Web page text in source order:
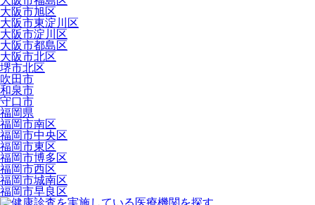
大阪市旭区
大阪市東淀川区
大阪市淀川区
大阪市都島区
大阪市北区
堺市北区
吹田市
和泉市
守口市
福岡県
福岡市南区
福岡市中央区
福岡市東区
福岡市博多区
福岡市西区
福岡市城南区
福岡市早良区